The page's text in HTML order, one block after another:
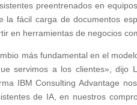
preentrenados en
la fácil carga de documentos
en herramientas de negocios
más fundamental en el
servimos a los clientes», dijo
IBM Consulting Advantage
de IA, en nuestros